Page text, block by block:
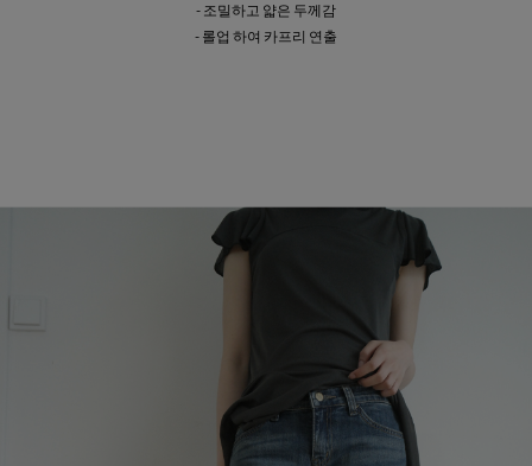
- 조밀하고 얇은 두께감
- 롤업 하여 카프리 연출